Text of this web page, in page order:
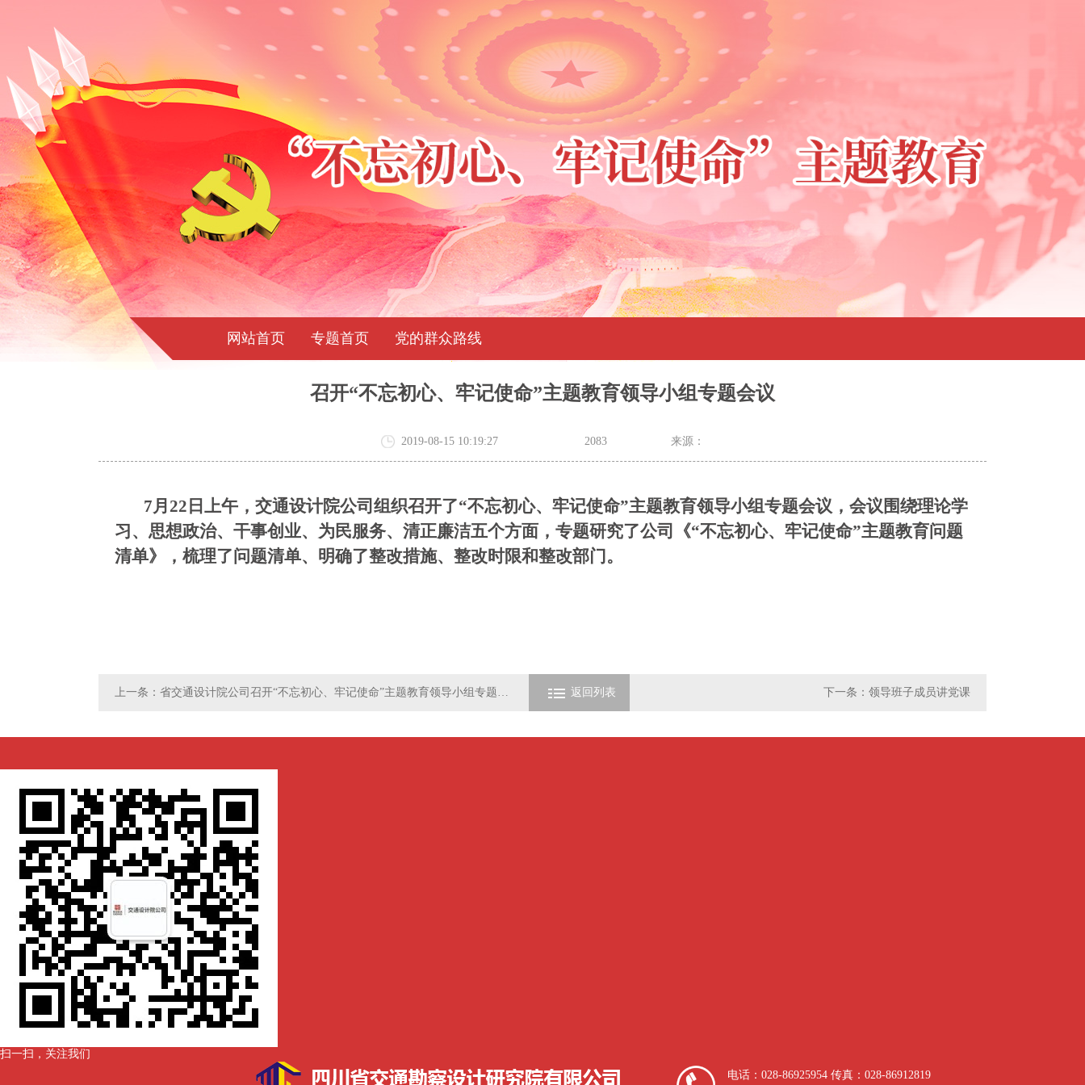
网站首页 专题首页 党的群众路线
召开“不忘初心、牢记使命”主题教育领导小组专题会议
2019-08-15 10:19:27 2083 来源：
7月22日上午，交通设计院公司组织召开了“不忘初心、牢记使命”主题教育领导小组专题会议，会议围绕理论学
习、思想政治、干事创业、为民服务、清正廉洁五个方面，专题研究了公司《“不忘初心、牢记使命”主题教育问题
清单》，梳理了问题清单、明确了整改措施、整改时限和整改部门。
上一条：省交通设计院公司召开“不忘初心、牢记使命”主题教育领导小组专题会议 返回列表 下一条：领导班子成员讲党课
扫一扫，关注我们
电话：028-86925954 传真：028-86912819